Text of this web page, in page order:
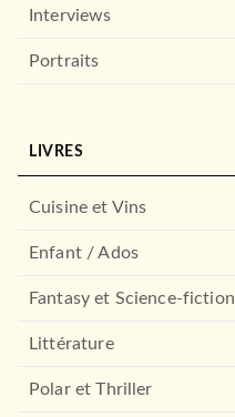
Interviews
Portraits
LIVRES
Cuisine et Vins
Enfant / Ados
Fantasy et Science-fiction
Littérature
Polar et Thriller